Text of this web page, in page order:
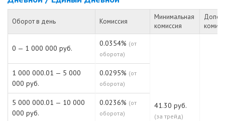
Оборот в день Комиссия
Минимальная
комиссия
0 — 1 000 000 руб.
0.0354% (от
оборота)
41.30 руб.
(за трейд)
1 000 000.01 — 5 000
000 руб.
0.0295% (от
оборота)
5 000 000.01 — 10 000
000 руб.
0.0236% (от
оборота)